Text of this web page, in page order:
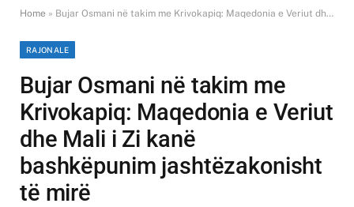
Home » Bujar Osmani në takim me Krivokapiq: Maqedonia e Veriut dhe Mali i Zi kanë bashkëpunim jashtëzakonisht të mirë
RAJONALE
Bujar Osmani në takim me
Krivokapiq: Maqedonia e Veriut
dhe Mali i Zi kanë
bashkëpunim jashtëzakonisht
të mirë